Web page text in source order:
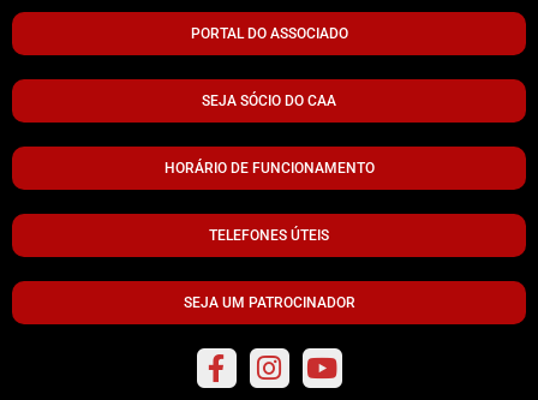
PORTAL DO ASSOCIADO
SEJA SÓCIO DO CAA
HORÁRIO DE FUNCIONAMENTO
TELEFONES ÚTEIS
SEJA UM PATROCINADOR